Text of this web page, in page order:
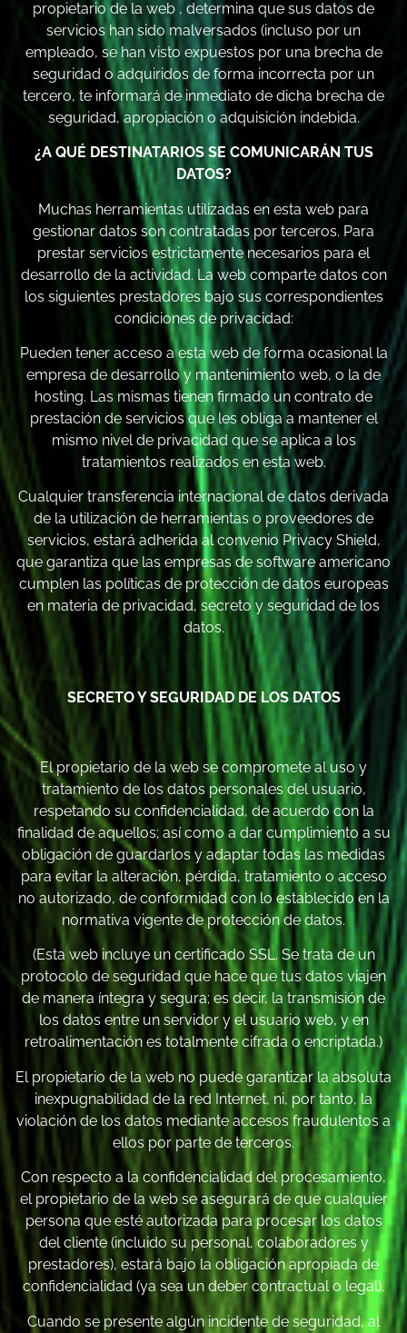
propietario de la web , determina que sus datos de
servicios han sido malversados (incluso por un
empleado, se han visto expuestos por una brecha de
seguridad o adquiridos de forma incorrecta por un
tercero, te informará de inmediato de dicha brecha de
seguridad, apropiación o adquisición indebida.
¿A QUÉ DESTINATARIOS SE COMUNICARÁN TUS
DATOS?
Muchas herramientas utilizadas en esta web para
gestionar datos son contratadas por terceros. Para
prestar servicios estrictamente necesarios para el
desarrollo de la actividad. La web comparte datos con
los siguientes prestadores bajo sus correspondientes
condiciones de privacidad:
Pueden tener acceso a esta web de forma ocasional la
empresa de desarrollo y mantenimiento web, o la de
hosting. Las mismas tienen firmado un contrato de
prestación de servicios que les obliga a mantener el
mismo nivel de privacidad que se aplica a los
tratamientos realizados en esta web.
Cualquier transferencia internacional de datos derivada
de la utilización de herramientas o proveedores de
servicios, estará adherida al convenio Privacy Shield,
que garantiza que las empresas de software americano
cumplen las políticas de protección de datos europeas
en materia de privacidad, secreto y seguridad de los
datos.
SECRETO Y SEGURIDAD DE LOS DATOS
El propietario de la web se compromete al uso y
tratamiento de los datos personales del usuario,
respetando su confidencialidad, de acuerdo con la
finalidad de aquellos; así como a dar cumplimiento a su
obligación de guardarlos y adaptar todas las medidas
para evitar la alteración, pérdida, tratamiento o acceso
no autorizado, de conformidad con lo establecido en la
normativa vigente de protección de datos.
(Esta web incluye un certificado SSL. Se trata de un
protocolo de seguridad que hace que tus datos viajen
de manera íntegra y segura; es decir, la transmisión de
los datos entre un servidor y el usuario web, y en
retroalimentación es totalmente cifrada o encriptada.)
El propietario de la web no puede garantizar la absoluta
inexpugnabilidad de la red Internet, ni, por tanto, la
violación de los datos mediante accesos fraudulentos a
ellos por parte de terceros.
Con respecto a la confidencialidad del procesamiento,
el propietario de la web se asegurará de que cualquier
persona que esté autorizada para procesar los datos
del cliente (incluido su personal, colaboradores y
prestadores), estará bajo la obligación apropiada de
confidencialidad (ya sea un deber contractual o legal).
Cuando se presente algún incidente de seguridad, al